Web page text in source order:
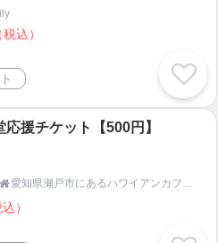
税込）
応援チケット【500円】
 愛知県瀬戸市にあるハワイアンカフェ【カフェandキッチン ONO Hawaiian】
込）